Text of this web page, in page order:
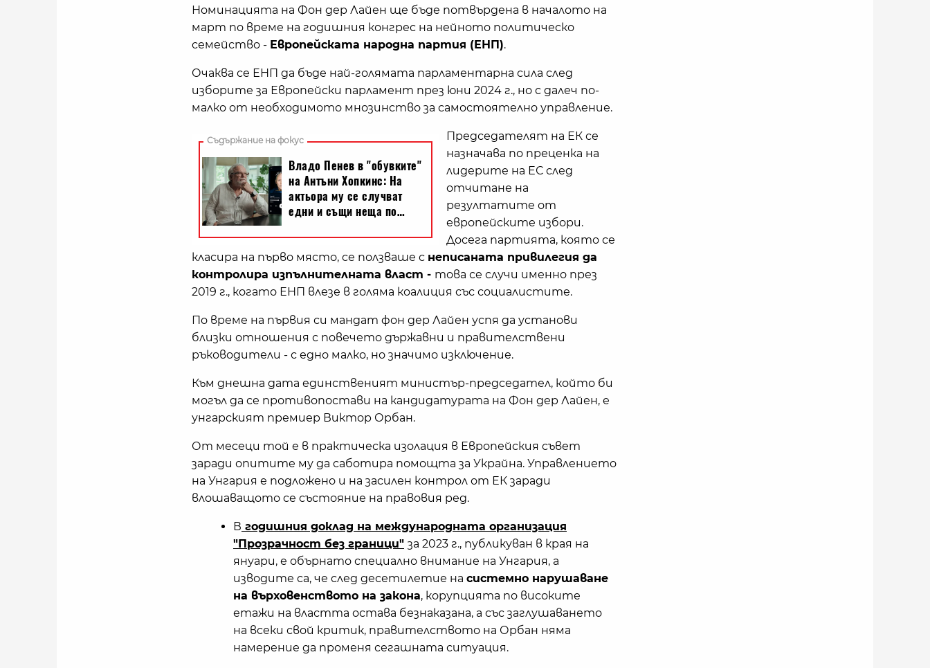
Номинацията на Фон дер Лайен ще бъде потвърдена в началото на
март по време на годишния конгрес на нейното политическо
семейство - Европейската народна партия (ЕНП).
Очаква се ЕНП да бъде най-голямата парламентарна сила след
изборите за Европейски парламент през юни 2024 г., но с далеч по-
малко от необходимото мнозинство за самостоятелно управление.
Председателят на ЕК се
назначава по преценка на
лидерите на ЕС след
отчитане на
резултатите от
европейските избори.
Досега партията, която се
класира на първо място, се ползваше с неписаната привилегия да
контролира изпълнителната власт - това се случи именно през
2019 г., когато ЕНП влезе в голяма коалиция със социалистите.
По време на първия си мандат фон дер Лайен успя да установи
близки отношения с повечето държавни и правителствени
ръководители - с едно малко, но значимо изключение.
Към днешна дата единственият министър-председател, който би
могъл да се противопостави на кандидатурата на Фон дер Лайен, е
унгарският премиер Виктор Орбан.
От месеци той е в практическа изолация в Европейския съвет
заради опитите му да саботира помощта за Украйна. Управлението
на Унгария е подложено и на засилен контрол от ЕК заради
влошаващото се състояние на правовия ред.
В годишния доклад на международната организация
"Прозрачност без граници" за 2023 г., публикуван в края на
януари, е обърнато специално внимание на Унгария, а
изводите са, че след десетилетие на системно нарушаване
на върховенството на закона, корупцията по високите
етажи на властта остава безнаказана, а със заглушаването
на всеки свой критик, правителството на Орбан няма
намерение да променя сегашната ситуация.